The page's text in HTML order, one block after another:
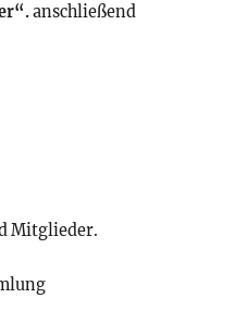
anschließend
Mitglieder.